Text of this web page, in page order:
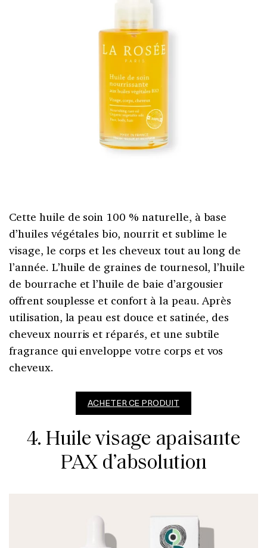
Cette huile de soin 100 % naturelle, à base
d’huiles végétales bio, nourrit et sublime le
visage, le corps et les cheveux tout au long de
l’année. L’huile de graines de tournesol, l’huile
de bourrache et l’huile de baie d’argousier
offrent souplesse et confort à la peau. Après
utilisation, la peau est douce et satinée, des
cheveux nourris et réparés, et une subtile
fragrance qui enveloppe votre corps et vos
cheveux.
ACHETER CE PRODUIT
4. Huile visage apaisante
PAX d’absolution